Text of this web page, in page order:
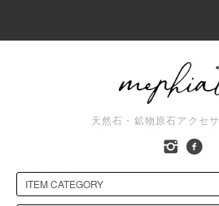
天然石・鉱物原石アクセ